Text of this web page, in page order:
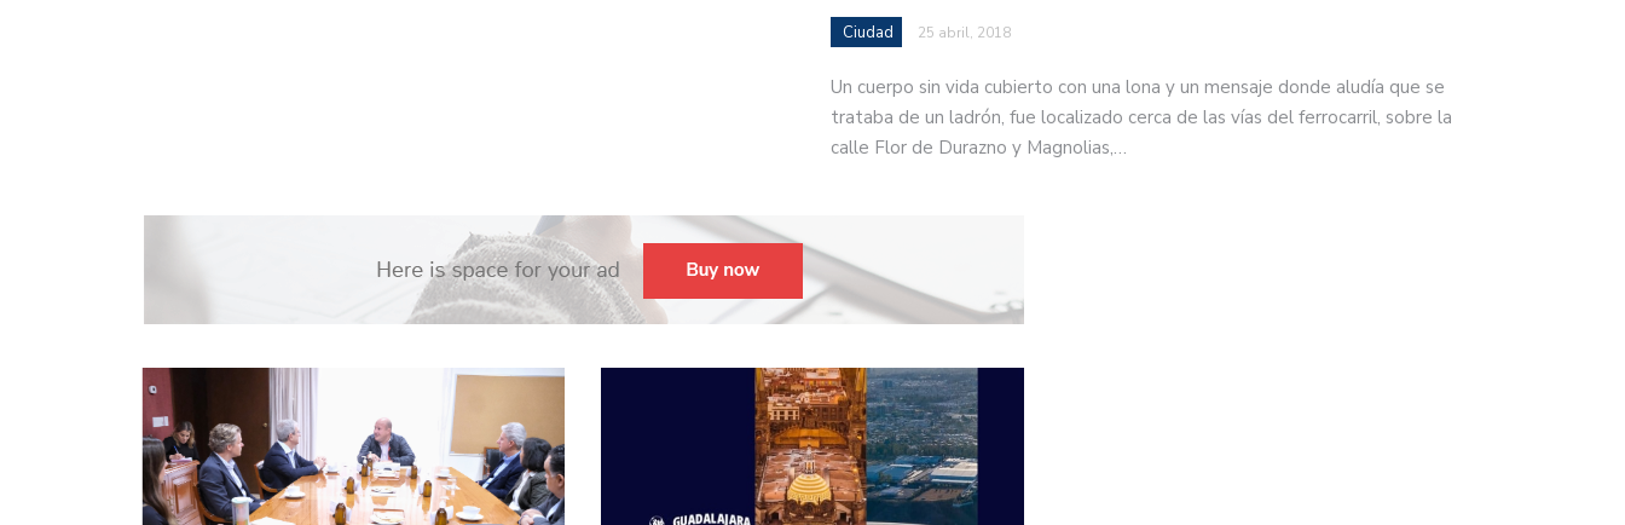
Ciudad 25 abril, 2018
Un cuerpo sin vida cubierto con una lona y un mensaje donde aludía que se
trataba de un ladrón, fue localizado cerca de las vías del ferrocarril, sobre la
calle Flor de Durazno y Magnolias,…